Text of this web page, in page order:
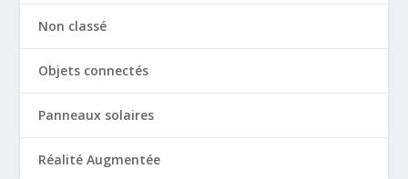
Non classé
Objets connectés
Panneaux solaires
Réalité Augmentée